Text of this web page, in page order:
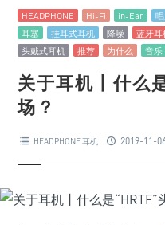
HEADPHONE Hi-Fi in-Ear
耳塞
挂耳式耳机 降噪 蓝牙耳
头戴式耳机
推荐 为什么 音乐
关于耳机丨什么
场？
HEADPHONE 耳机 2019-11-